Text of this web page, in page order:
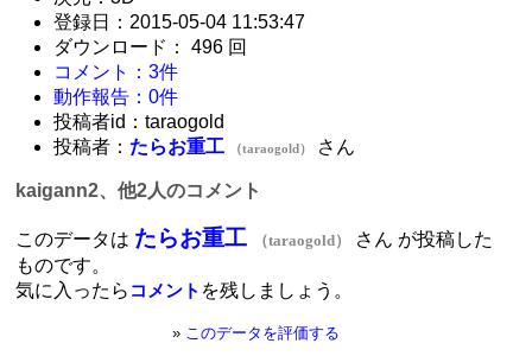
登録日：2015-05-04 11:53:47
ダウンロード： 496 回
コメント：3件
動作報告：0件
投稿者id：taraogold
投稿者： たらお重工 （taraogold） さん
kaigann2、他2人のコメント
このデータは たらお重工 （taraogold）
さん が投稿した
ものです。
気に入ったら コメント を残しましょう。
» このデータを評価する